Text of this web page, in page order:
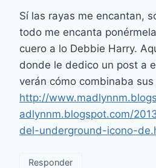
Sí las rayas me encantan,
todo me encanta
cuero a lo Debbie Harry.
donde le dedico un post a
verán cómo combinaba sus
http://
adlynnm.blogspot.com/
del-underground-icono-
Responder